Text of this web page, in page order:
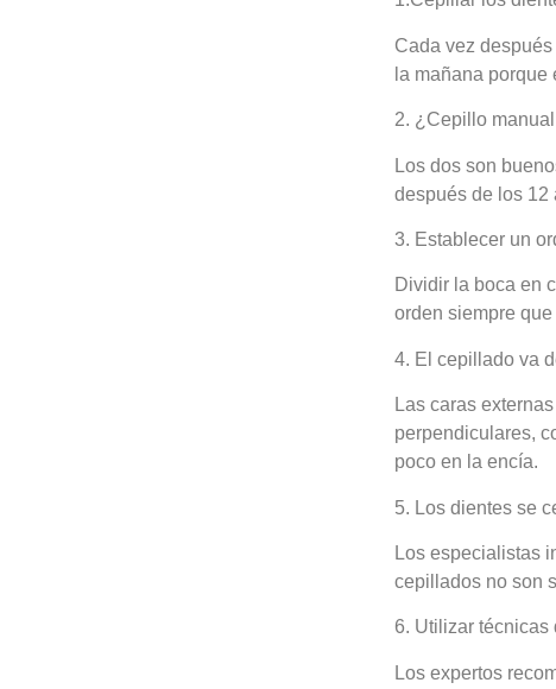
Cada vez
la mañana
2. ¿Cepillo
Los dos son
después de los 12
3. Establecer un
Dividir la boca en
orden siempre
4. El cepillado va
Las caras
perpendiculares,
poco en la encía.
5. Los dientes se
Los especialistas
cepillados no son
6. Utilizar técnicas
Los expertos